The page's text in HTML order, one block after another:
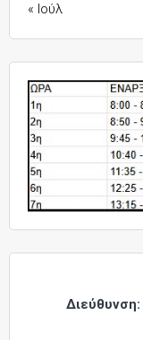
« Ιούλ
Διεύθυνση: